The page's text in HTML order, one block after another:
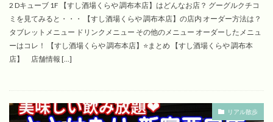
2 Dキューブ 1F 【すし酒場くらや 調布本店】はどんなお店？ グーグルクチコ
ミを見てみると・・・ 【すし酒場くらや 調布本店】の店内 オーダー方法は？
タブレットメニュー ドリンクメニュー その他のメニュー オーダーしたメニュ
ーはコレ！ 【すし酒場くらや 調布本店】⭐️まとめ 【すし酒場くらや 調布本
店】 店舗情報 […]
リアル散歩